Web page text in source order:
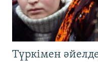
Түркімен